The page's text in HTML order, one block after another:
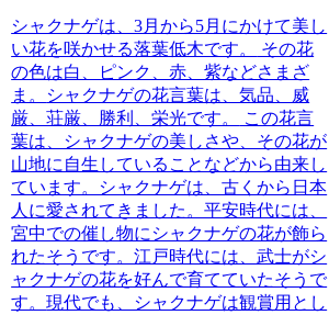
シャクナゲは、3月から5月にかけて美し
い花を咲かせる落葉低木です。
その花
の色は白、ピンク、赤、紫などさまざ
ま。
シャクナゲの花言葉は、気品、威
厳、荘厳、勝利、栄光です。
この花言
葉は、シャクナゲの美しさや、その花が
山地に自生していることなどから由来し
ています。シャクナゲは、古くから日本
人に愛されてきました。平安時代には、
宮中での催し物にシャクナゲの花が飾ら
れたそうです。江戸時代には、武士がシ
ャクナゲの花を好んで育てていたそうで
す。現代でも、シャクナゲは観賞用とし